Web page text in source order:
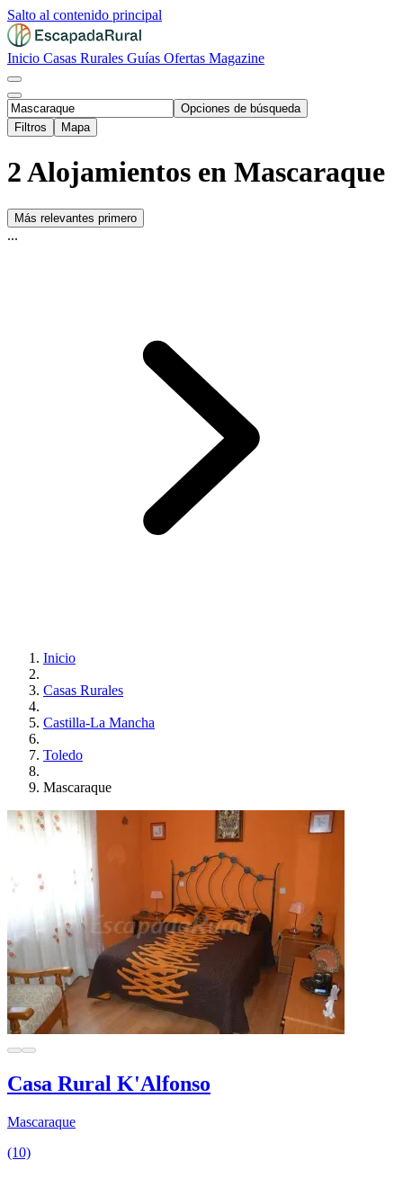
Salto al contenido principal
Inicio Casas Rurales Guías Ofertas Magazine
Opciones de búsqueda
Filtros
Mapa
2 Alojamientos en Mascaraque
Más relevantes primero
...
Inicio
Casas Rurales
Castilla-La Mancha
Toledo
Mascaraque
Casa Rural K'Alfonso
Mascaraque
(10)